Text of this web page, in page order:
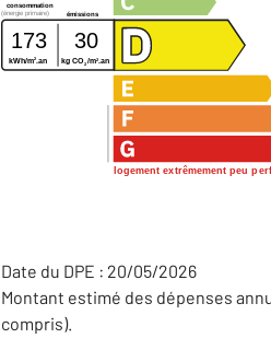
logement extrêmement peu
consommation
émissions
(énergie primaire)
173 30
kWh/m2 .an kg CO2 /m2 .an
Date du DPE : 20/05/2026
Montant estimé des dépenses
compris).